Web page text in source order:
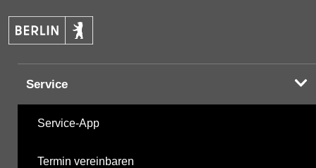
Service
Service-App
Termin vereinbaren